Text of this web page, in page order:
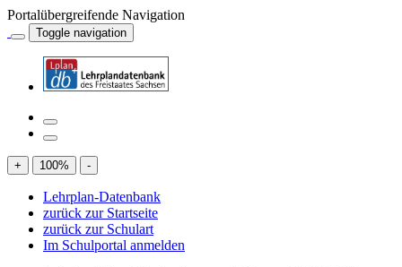
Portalübergreifende Navigation
Toggle navigation
+ 100% -
Lehrplan-Datenbank
zurück zur Startseite
zurück zur Schulart
Im Schulportal anmelden